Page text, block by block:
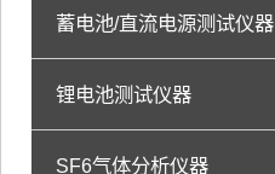
蓄电池/直流电源测试仪器
锂电池测试仪器
SF6气体分析仪器